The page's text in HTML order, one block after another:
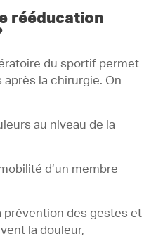
rééducation
du sportif permet
la chirurgie. On
au niveau de la
d’un membre
prévention des gestes et
la douleur,